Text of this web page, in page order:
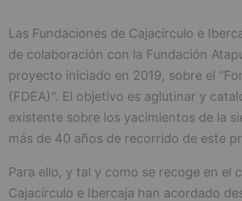
Las Fundaciones de Cajacírculo e
de colaboración con la Fundación
proyecto iniciado en 2019, sobre el
(FDEA)". El objetivo es aglutinar y
existente sobre los yacimientos de la
más de 40 años de recorrido de este
Para ello, y tal y como se recoge en el
Cajacírculo e Ibercaja han acordado